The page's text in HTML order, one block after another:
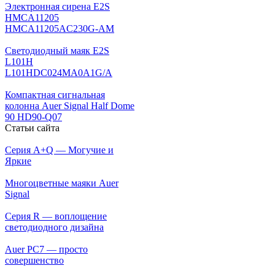
Электронная сирена E2S
HMCA11205
HMCA11205AC230G-AM
Светодиодный маяк E2S
L101H
L101HDC024MA0A1G/A
Компактная сигнальная
колонна Auer Signal Half Dome
90 HD90-Q07
Статьи сайта
Серия A+Q — Могучие и
Яркие
Многоцветные маяки Auer
Signal
Серия R — воплощение
светодиодного дизайна
Auer PC7 — просто
совершенство